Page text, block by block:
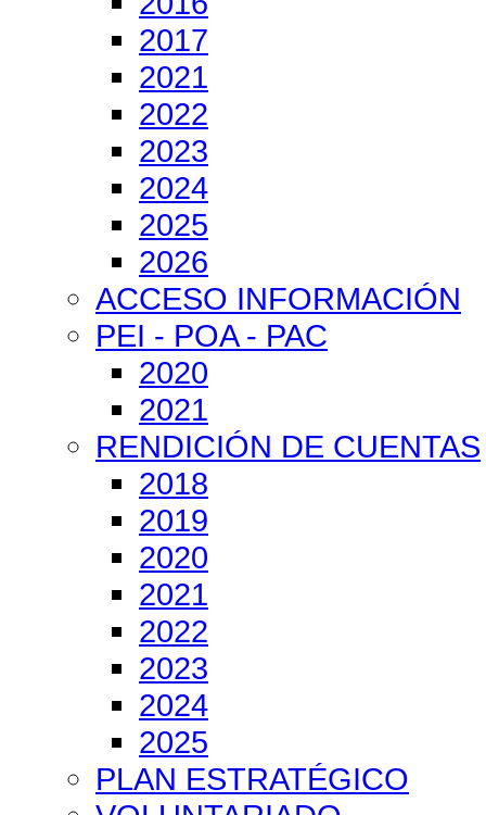
2017
2021
2022
2023
2024
2025
2026
ACCESO INFORMACIÓN
PEI - POA - PAC
2020
2021
RENDICIÓN DE CUENTAS
2018
2019
2020
2021
2022
2023
2024
2025
PLAN ESTRATÉGICO